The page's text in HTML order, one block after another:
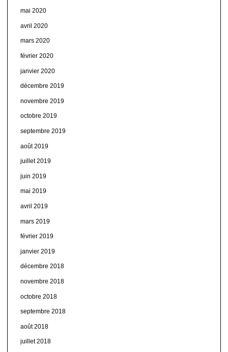
mai 2020
avril 2020
mars 2020
février 2020
janvier 2020
décembre 2019
novembre 2019
octobre 2019
septembre 2019
août 2019
juillet 2019
juin 2019
mai 2019
avril 2019
mars 2019
février 2019
janvier 2019
décembre 2018
novembre 2018
octobre 2018
septembre 2018
août 2018
juillet 2018